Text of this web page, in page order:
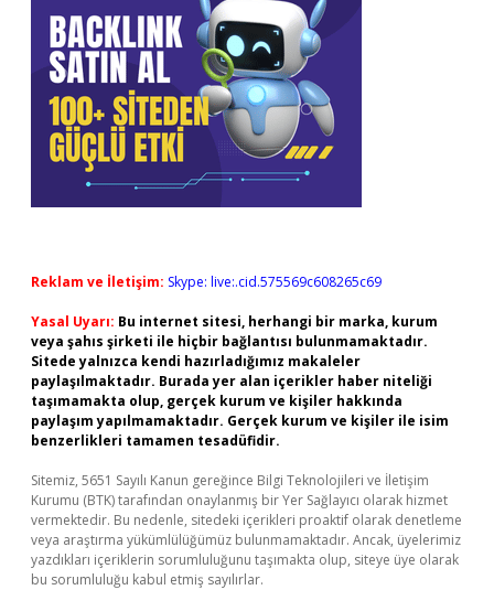
Reklam ve İletişim: Skype: live:.cid.575569c608265c69
Yasal Uyarı: Bu internet sitesi, herhangi bir marka, kurum
veya şahıs şirketi ile hiçbir bağlantısı bulunmamaktadır.
Sitede yalnızca kendi hazırladığımız makaleler
paylaşılmaktadır. Burada yer alan içerikler haber niteliği
taşımamakta olup, gerçek kurum ve kişiler hakkında
paylaşım yapılmamaktadır. Gerçek kurum ve kişiler ile isim
benzerlikleri tamamen tesadüfidir.
Sitemiz, 5651 Sayılı Kanun gereğince Bilgi Teknolojileri ve İletişim
Kurumu (BTK) tarafından onaylanmış bir Yer Sağlayıcı olarak hizmet
vermektedir. Bu nedenle, sitedeki içerikleri proaktif olarak denetleme
veya araştırma yükümlülüğümüz bulunmamaktadır. Ancak, üyelerimiz
yazdıkları içeriklerin sorumluluğunu taşımakta olup, siteye üye olarak
bu sorumluluğu kabul etmiş sayılırlar.